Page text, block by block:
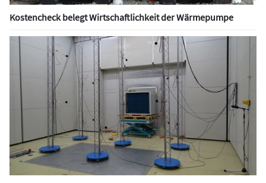
Kostencheck belegt Wirtschaftlichkeit der Wärmepumpe